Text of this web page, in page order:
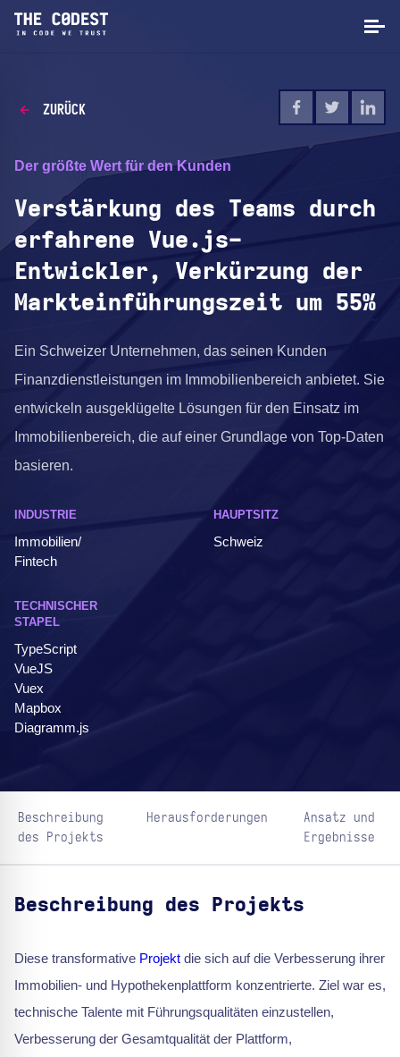
ZURÜCK
Der größte Wert für den Kunden
Verstärkung des Teams durch
erfahrene Vue.js-
Entwickler, Verkürzung der
Markteinführungszeit um 55%
Ein Schweizer Unternehmen, das seinen Kunden
Finanzdienstleistungen im Immobilienbereich anbietet. Sie
entwickeln ausgeklügelte Lösungen für den Einsatz im
Immobilienbereich, die auf einer Grundlage von Top-Daten
basieren.
INDUSTRIE
Immobilien/
Fintech
HAUPTSITZ
Schweiz
TECHNISCHER
STAPEL
TypeScript
VueJS
Vuex
Mapbox
Diagramm.js
Beschreibung
des Projekts
Herausforderungen
Ansatz und
Ergebnisse
Beschreibung des Projekts
Diese transformative Projekt die sich auf die Verbesserung ihrer
Immobilien- und Hypothekenplattform konzentrierte. Ziel war es,
technische Talente mit Führungsqualitäten einzustellen,
Verbesserung der Gesamtqualität der Plattform,